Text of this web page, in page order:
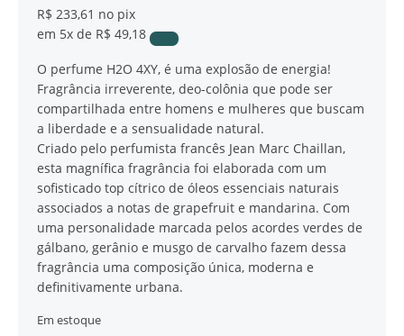
R$ 233,61 no pix
em 5x de R$ 49,18
O perfume H2O 4XY, é uma explosão de energia!
Fragrância irreverente, deo-colônia que pode ser
compartilhada entre homens e mulheres que buscam
a liberdade e a sensualidade natural.
Criado pelo perfumista francês Jean Marc Chaillan,
esta magnífica fragrância foi elaborada com um
sofisticado top cítrico de óleos essenciais naturais
associados a notas de grapefruit e mandarina. Com
uma personalidade marcada pelos acordes verdes de
gálbano, gerânio e musgo de carvalho fazem dessa
fragrância uma composição única, moderna e
definitivamente urbana.
Em estoque